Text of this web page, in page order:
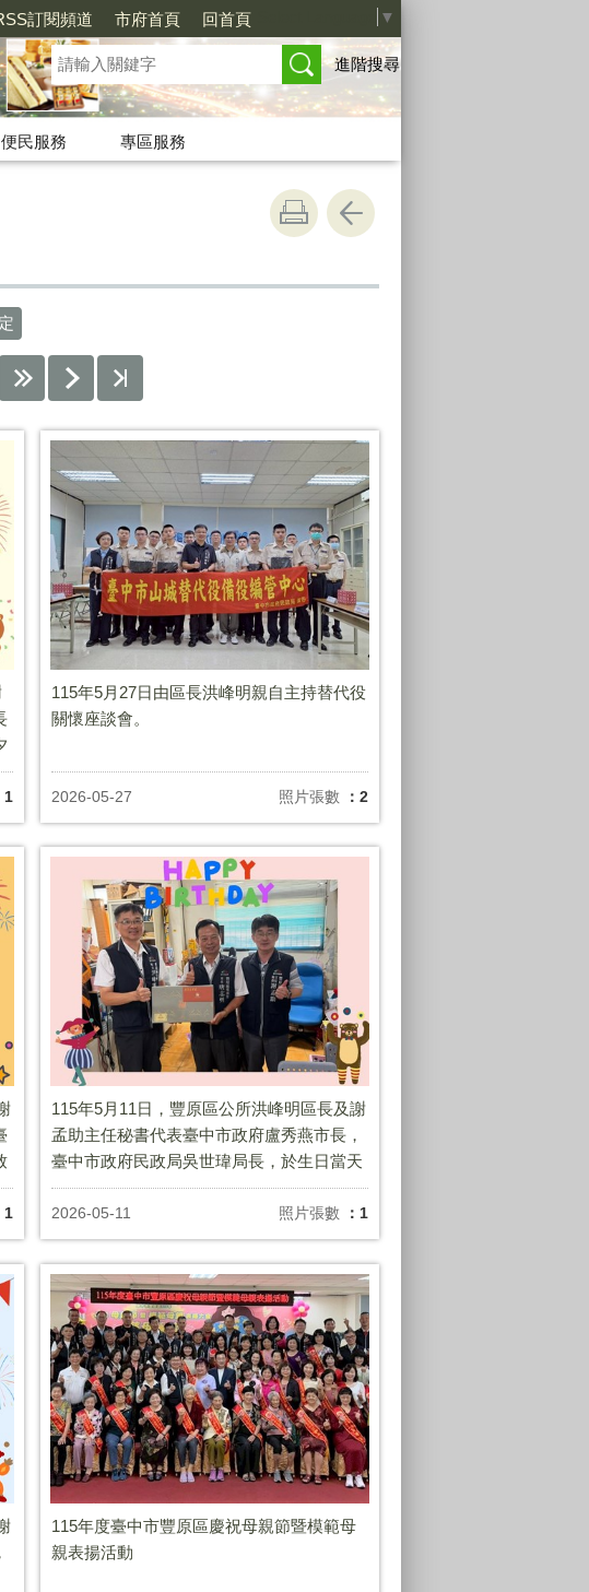
訂閱頻道 市府首頁 回首頁 ▼
進階搜尋
便民服務
專區服務
1
115年5月27日由區長洪峰明親自主持替代役
關懷座談會。
2026-05-27 照片張數 ：2
1
115年5月11日，豐原區公所洪峰明區長及謝
孟助主任秘書代表臺中市政府盧秀燕市長，
臺中市政府民政局吳世瑋局長，於生日當天
致贈東湳里唐志勇里長生日禮盒 ，祝福里
長，生日快樂，健康平安。
2026-05-11 照片張數 ：1
115年度臺中市豐原區慶祝母親節暨模範母
親表揚活動